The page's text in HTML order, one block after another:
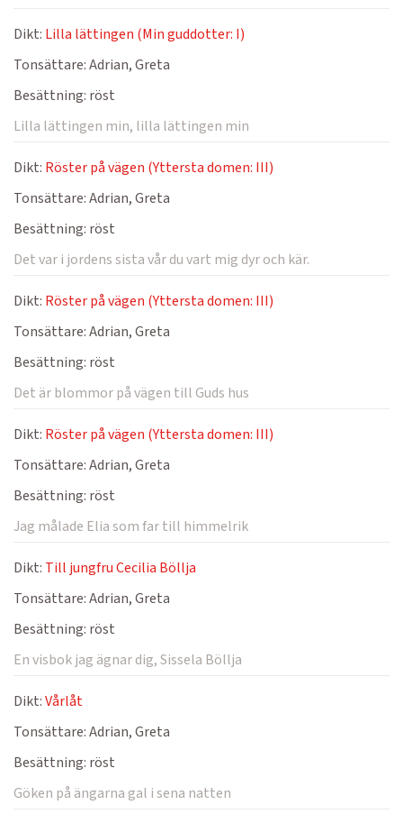
Dikt: Lilla lättingen (Min guddotter: I)
Tonsättare:Adrian, Greta
Besättning: röst
Lilla lättingen min, lilla lättingen min
Dikt: Röster på vägen (Yttersta domen: III)
Tonsättare:Adrian, Greta
Besättning: röst
Det var i jordens sista vår du vart mig dyr och kär.
Dikt: Röster på vägen (Yttersta domen: III)
Tonsättare:Adrian, Greta
Besättning: röst
Det är blommor på vägen till Guds hus
Dikt: Röster på vägen (Yttersta domen: III)
Tonsättare:Adrian, Greta
Besättning: röst
Jag målade Elia som far till himmelrik
Dikt: Till jungfru Cecilia Böllja
Tonsättare:Adrian, Greta
Besättning: röst
En visbok jag ägnar dig, Sissela Böllja
Dikt:Vårlåt
Tonsättare:Adrian, Greta
Besättning: röst
Göken på ängarna gal i sena natten